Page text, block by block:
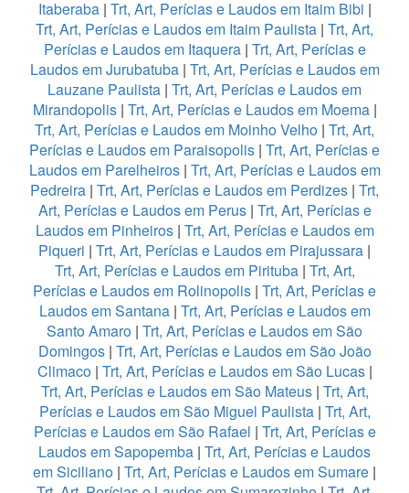
Itaberaba| Trt, Art, Perícias e Laudos em Itaim Bibi |
Trt, Art, Perícias e Laudos em Itaim Paulista | Trt, Art,
Perícias e Laudos em Itaquera| Trt, Art, Perícias e
Laudos em Jurubatuba| Trt, Art, Perícias e Laudos em
Lauzane Paulista | Trt, Art, Perícias e Laudos em
Mirandopolis| Trt, Art, Perícias e Laudos em Moema|
Trt, Art, Perícias e Laudos em Moinho Velho | Trt, Art,
Perícias e Laudos em Paraisopolis | Trt, Art, Perícias e
Laudos em Parelheiros| Trt, Art, Perícias e Laudos em
Pedreira | Trt, Art, Perícias e Laudos em Perdizes | Trt,
Art, Perícias e Laudos em Perus| Trt, Art, Perícias e
Laudos em Pinheiros| Trt, Art, Perícias e Laudos em
Piqueri | Trt, Art, Perícias e Laudos em Pirajussara |
Trt, Art, Perícias e Laudos em Pirituba| Trt, Art,
Perícias e Laudos em Rolinopolis | Trt, Art, Perícias e
Laudos em Santana| Trt, Art, Perícias e Laudos em
Santo Amaro | Trt, Art, Perícias e Laudos em São
Domingos| Trt, Art, Perícias e Laudos em São João
Climaco| Trt, Art, Perícias e Laudos em São Lucas|
Trt, Art, Perícias e Laudos em São Mateus | Trt, Art,
Perícias e Laudos em São Miguel Paulista| Trt, Art,
Perícias e Laudos em São Rafael | Trt, Art, Perícias e
Laudos em Sapopemba | Trt, Art, Perícias e Laudos
em Siciliano | Trt, Art, Perícias e Laudos em Sumare |